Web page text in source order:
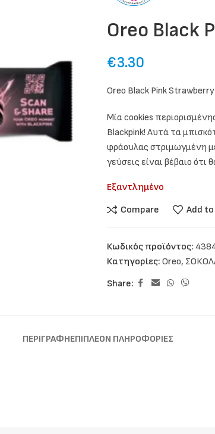
Oreo Black
€3.30
Oreo Black Pink
Μία cookies
Blackpink! Αυτά τα
φράουλας στριμωγμένη
γεύσεις είναι βέβαιο
Εξαντλημένο
Compare
Add
Κωδικός προϊόντος:
Κατηγορίες: Oreo,
Share:
ΠΕΡΙΓΡΑΦΉΕΠΙΠΛΈΟΝ ΠΛΗΡΟΦΟΡΊΕΣ